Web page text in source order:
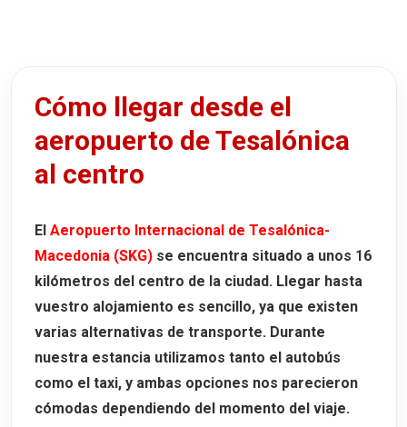
Cómo llegar desde el
aeropuerto de Tesalónica
al centro
El Aeropuerto Internacional de Tesalónica-
Macedonia (SKG) se encuentra situado a unos 16
kilómetros del centro de la ciudad. Llegar hasta
vuestro alojamiento es sencillo, ya que existen
varias alternativas de transporte. Durante
nuestra estancia utilizamos tanto el autobús
como el taxi, y ambas opciones nos parecieron
cómodas dependiendo del momento del viaje.